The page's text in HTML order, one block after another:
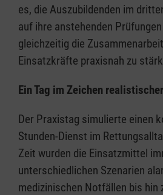
es, die Auszubildenden im
auf ihre anstehenden
gleichzeitig die
Einsatzkräfte praxisnah zu
Ein Tag im Zeichen
Der Praxistag simulierte einen
Stunden-Dienst im
Zeit wurden die Einsatzmittel
unterschiedlichen Szenarien
medizinischen Notfällen bis hin